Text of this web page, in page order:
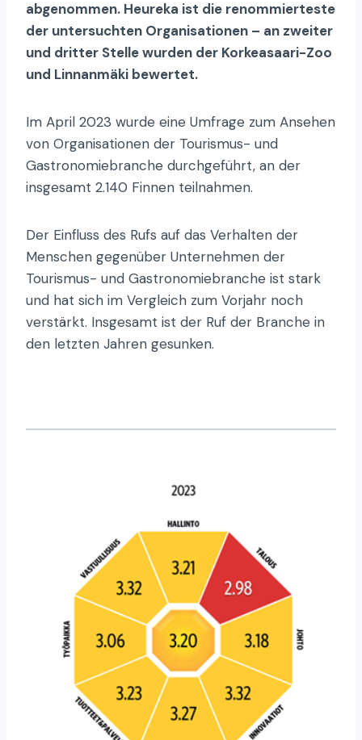
abgenommen. Heureka ist die renommierteste
der untersuchten Organisationen – an zweiter
und dritter Stelle wurden der Korkeasaari-Zoo
und Linnanmäki bewertet.
Im April 2023 wurde eine Umfrage zum Ansehen
von Organisationen der Tourismus- und
Gastronomiebranche durchgeführt, an der
insgesamt 2.140 Finnen teilnahmen.
Der Einfluss des Rufs auf das Verhalten der
Menschen gegenüber Unternehmen der
Tourismus- und Gastronomiebranche ist stark
und hat sich im Vergleich zum Vorjahr noch
verstärkt. Insgesamt ist der Ruf der Branche in
den letzten Jahren gesunken.